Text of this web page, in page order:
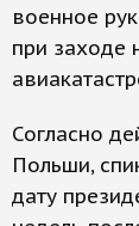
военное
при заходе
Согласно
Польши,
дату